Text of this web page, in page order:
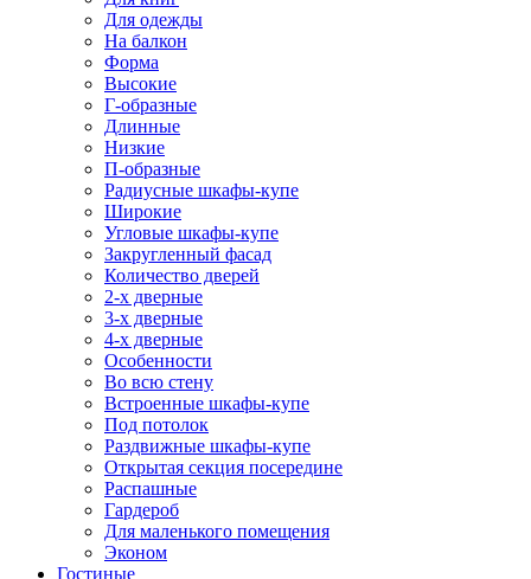
Для одежды
На балкон
Форма
Высокие
Г-образные
Длинные
Низкие
П-образные
Радиусные шкафы-купе
Широкие
Угловые шкафы-купе
Закругленный фасад
Количество дверей
2-х дверные
3-х дверные
4-х дверные
Особенности
Во всю стену
Встроенные шкафы-купе
Под потолок
Раздвижные шкафы-купе
Открытая секция посередине
Распашные
Гардероб
Для маленького помещения
Эконом
Гостиные